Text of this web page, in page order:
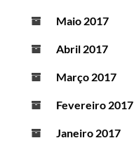
Maio 2017
Abril 2017
Março 2017
Fevereiro 2017
Janeiro 2017